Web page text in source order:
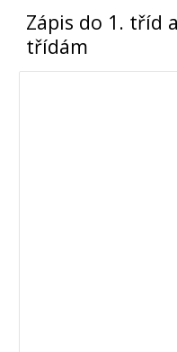
Zápis do 1. tříd
třídám